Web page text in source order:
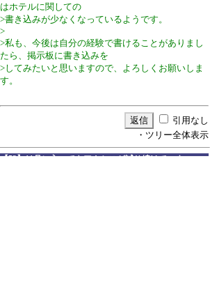
はホテルに関しての
>書き込みが少なくなっているようです。
>
>私も、今後は自分の経験で書けることがありまし
たら、掲示板に書き込みを
>してみたいと思いますので、よろしくお願いしま
す。
引用なし
・ツリー全体表示
【52】11月に入ってもアクセスが減り続けていま...